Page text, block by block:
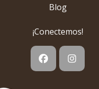
Blog
¡Conectemos!